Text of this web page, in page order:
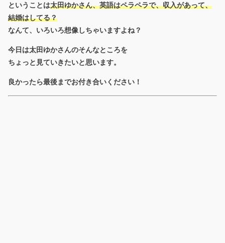
ということは太田ゆかさん、英語はペラペラで、収入があって、
結婚はしてる？
なんて、いろいろ想像しちゃいますよね？
今日は太田ゆかさんのそんなところを
ちょっと見ていきたいと思います。
良かったら最後までお付き合いください！